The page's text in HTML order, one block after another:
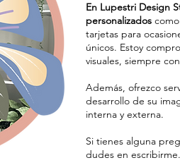
En Lupestri Design
personalizados
tarjetas para
únicos. Estoy
visuales, siempre
Además, ofrezco
desarrollo de su
interna y externa.
Si tienes alguna
dudes en